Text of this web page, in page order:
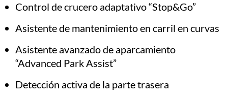
Control de crucero adaptativo “Stop&Go”
Asistente de mantenimiento en carril en curvas
Asistente avanzado de aparcamiento
“Advanced Park Assist”
Detección activa de la parte trasera